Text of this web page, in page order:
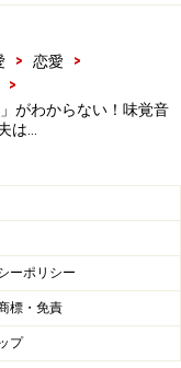
と言いたくなるく
れしいじゃない
大好きなリカさん
としか思えなかっ
からはほぼ食事は
> 恋愛
>
>
がわからない！味覚音
は…
ーポリシー
標・免責
プ